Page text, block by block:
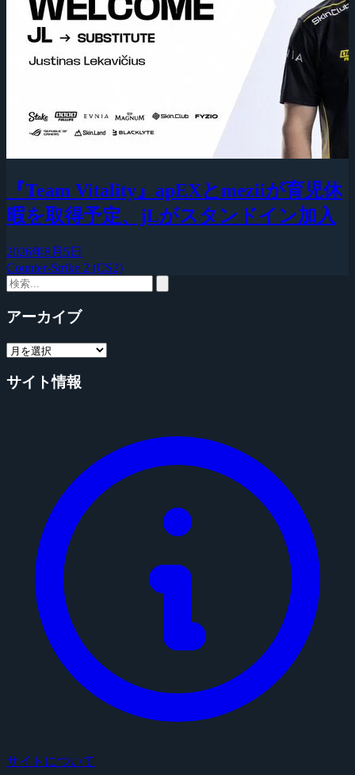
『Team Vitality』apEXとmeziiが育児休
暇を取得予定、jLがスタンドイン加入
2026年8月5日
Counter-Strike 2 (CS2)
アーカイブ
サイト情報
サイトについて